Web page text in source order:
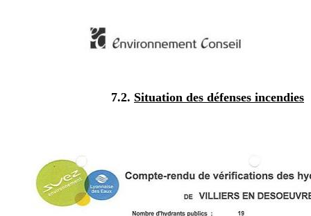
7.2. Situation des défenses incendies